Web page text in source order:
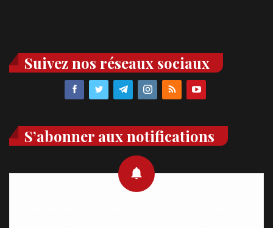
Suivez nos réseaux sociaux
S’abonner aux notifications